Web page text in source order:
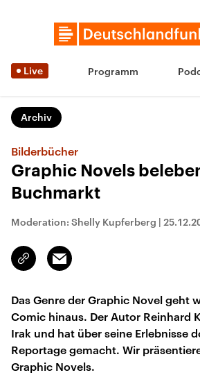
Live Programm
Archiv
Bilderbücher
Graphic Novels
Buchmarkt
Moderation: Shelly Kupferberg |
Link
kopieren/teilen
Email
Das Genre der Graphic Novel geht
Comic hinaus. Der Autor Reinhard
Irak und hat über seine Erlebnisse
Reportage gemacht. Wir
Graphic Novels.